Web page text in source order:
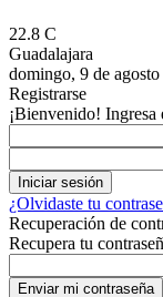
22.8 C
Guadalajara
domingo, 9 de
Registrarse
¡Bienvenido! Ingresa
¿Olvidaste tu
Recuperación de
Recupera tu